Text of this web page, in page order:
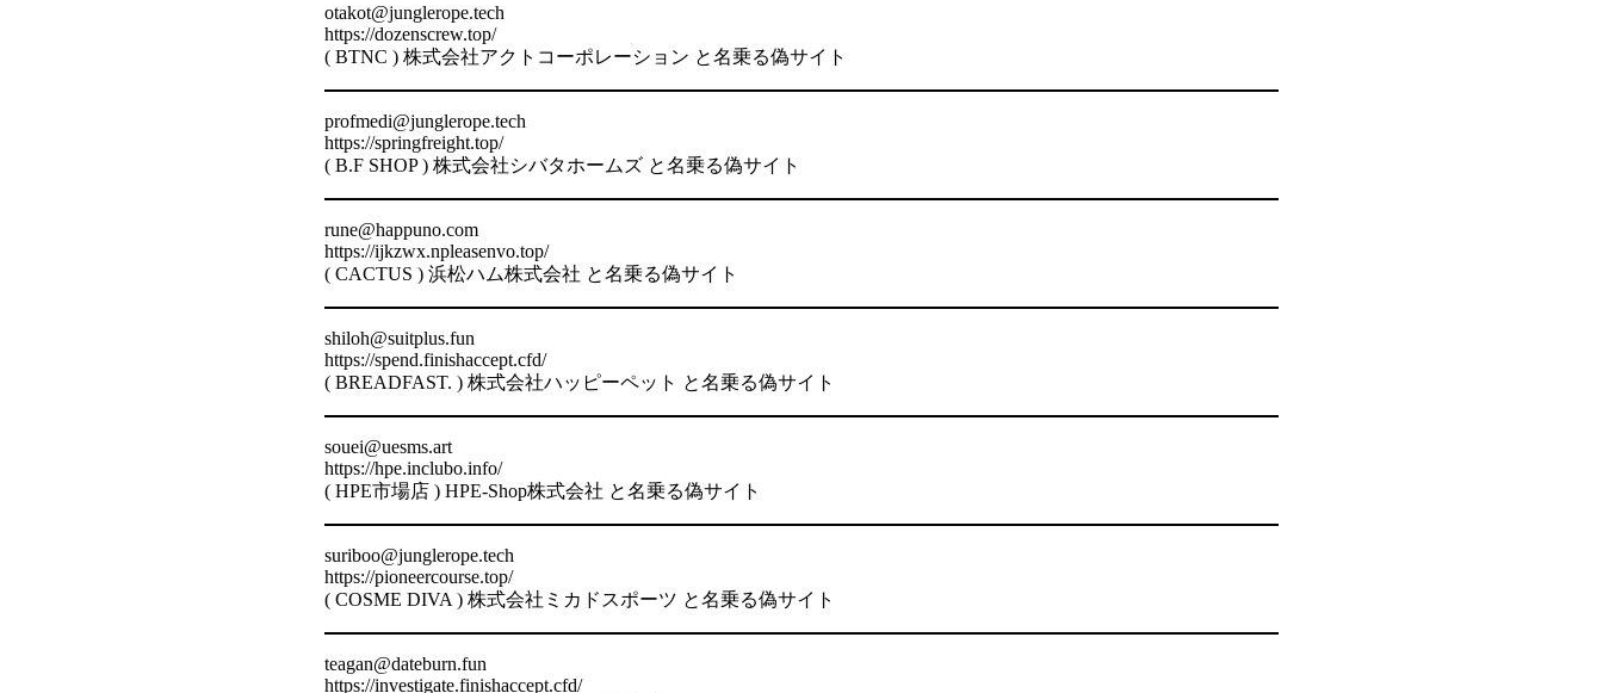
otakot@junglerope.tech
https://dozenscrew.top/
( BTNC ) 株式会社アクトコーポレーション と名乗る偽サイト
profmedi@junglerope.tech
https://springfreight.top/
( B.F SHOP ) 株式会社シバタホームズ と名乗る偽サイト
rune@happuno.com
https://ijkzwx.npleasenvo.top/
( CACTUS ) 浜松ハム株式会社 と名乗る偽サイト
shiloh@suitplus.fun
https://spend.finishaccept.cfd/
( BREADFAST. ) 株式会社ハッピーペット と名乗る偽サイト
souei@uesms.art
https://hpe.inclubo.info/
( HPE市場店 ) HPE-Shop株式会社 と名乗る偽サイト
suriboo@junglerope.tech
https://pioneercourse.top/
( COSME DIVA ) 株式会社ミカドスポーツ と名乗る偽サイト
teagan@dateburn.fun
https://investigate.finishaccept.cfd/